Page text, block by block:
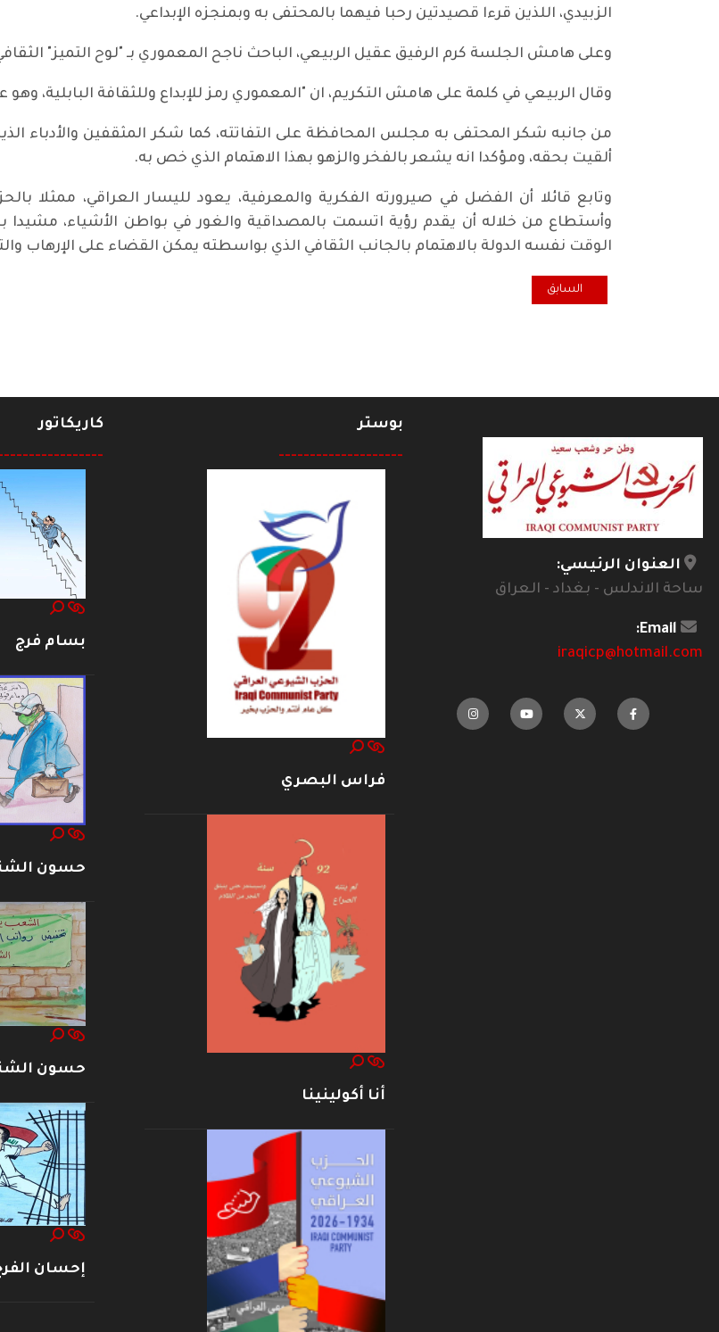
الزبيدي، اللذين قرءا قصيدتين رحبا فيهما بالمحتفى به وبمنجزه الإبداعي.
وعلى هامش الجلسة كرم الرفيق عقيل الربيعي، الباحث ناجح المعموري بـ "لوح التميز"
وقال الربيعي في كلمة على هامش التكريم، ان "المعموري رمز للإبداع وللثقافة البابلية،
من جانبه شكر المحتفى به مجلس المحافظة على التفاتته، كما شكر المثقفين والأدباء
ألقيت بحقه، ومؤكدا انه يشعر بالفخر والزهو بهذا الاهتمام الذي خص به.
وتابع قائلا أن الفضل في صيرورته الفكرية والمعرفية، يعود لليسار العراقي، ممثلا
وأستطاع من خلاله أن يقدم رؤية اتسمت بالمصداقية والغور في بواطن الأشياء، مشيدا
الوقت نفسه الدولة بالاهتمام بالجانب الثقافي الذي بواسطته يمكن القضاء على الإرهاب
المقال السابق: في أمسية شعرية.. شيوعيو البصرة يكرمون كوكبة من العمال
السابق
العنوان الرئيسي:
ساحة الاندلس - بغداد - العراق
Email:
iraqicp@hotmail.com
بوستر
--------------------
فراس البصري
أنا أكولينينا
كاريكاتور
بسام فرج
حسون
حسون
إحسان